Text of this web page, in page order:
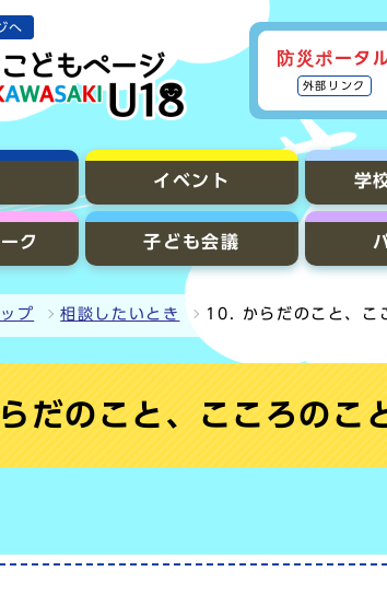
へ
防災ポータ
外部リンク
イベント 学
ク 子ども会議
ップ 相談したいとき 10. からだのこと、こ
だのこと、こころのこ